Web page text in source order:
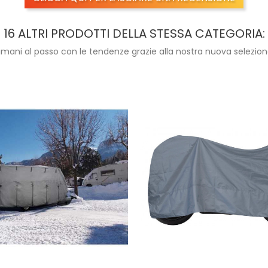
16 ALTRI PRODOTTI DELLA STESSA CATEGORIA:
al passo con le tendenze grazie alla nostra nuova